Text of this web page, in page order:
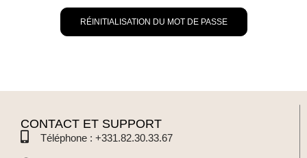
RÉINITIALISATION DU MOT DE PASSE
CONTACT ET SUPPORT
Téléphone : +331.82.30.33.67